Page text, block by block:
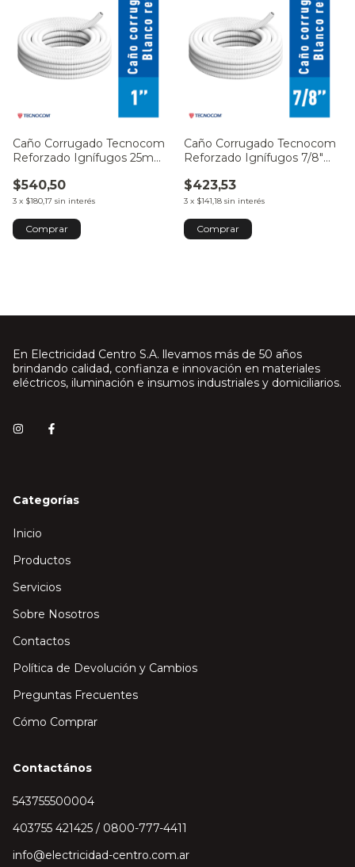
Caño Corrugado Tecnocom
Reforzado Ignífugos 25mm
$540,50
3 x $180,17 sin interés
Caño Corrugado Tecnocom
Reforzado Ignífugos 7/8"
$423,53
3 x $141,18 sin interés
En Electricidad Centro S.A. llevamos más de 50 años
brindando calidad, confianza e innovación en materiales
eléctricos, iluminación e insumos industriales y domiciliarios.
Categorías
Inicio
Productos
Servicios
Sobre Nosotros
Contactos
Política de Devolución y Cambios
Preguntas Frecuentes
Cómo Comprar
Contactános
543755500004
403755 421425 / 0800-777-4411
info@electricidad-centro.com.ar